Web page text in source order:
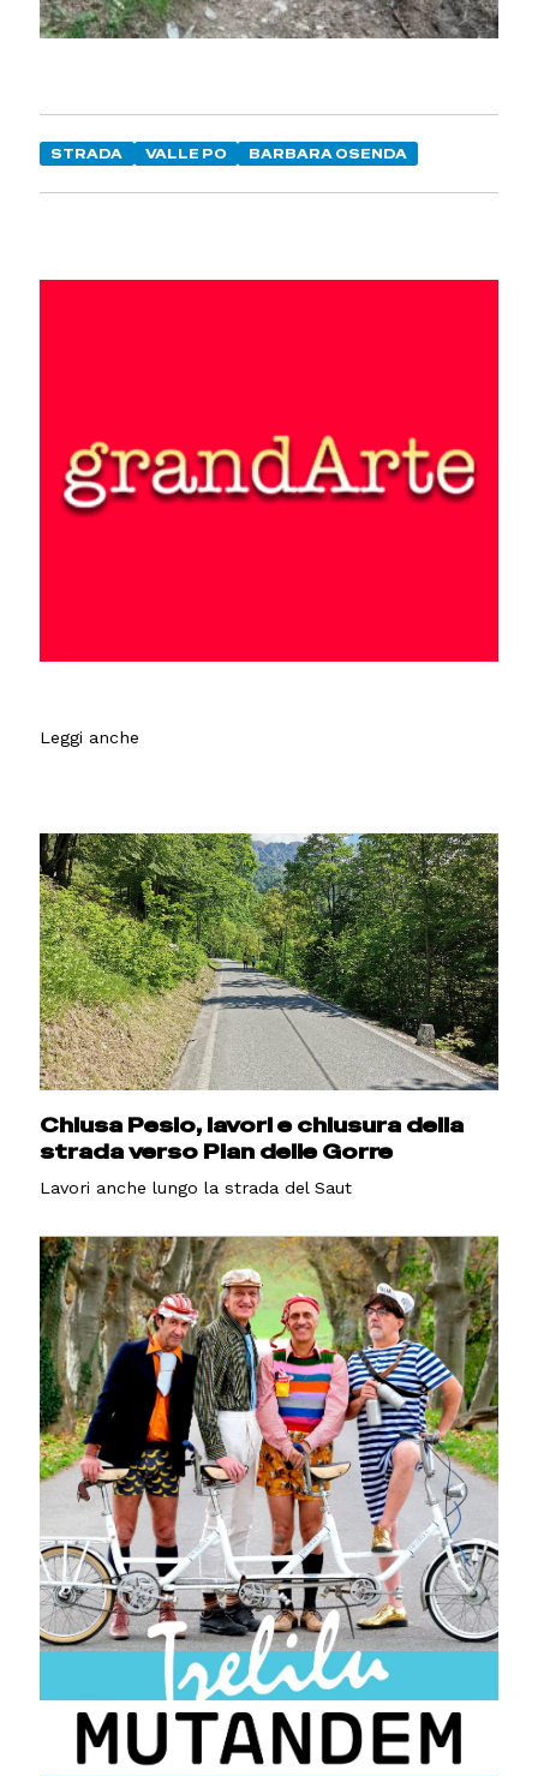
STRADA VALLE PO BARBARA OSENDA
Leggi anche
Chiusa Pesio, lavori e chiusura della
strada verso Pian delle Gorre
Lavori anche lungo la strada del Saut